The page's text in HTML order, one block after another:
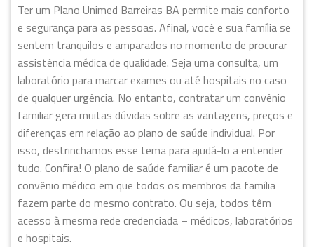
Ter um Plano Unimed Barreiras BA permite mais conforto
e segurança para as pessoas. Afinal, você e sua família se
sentem tranquilos e amparados no momento de procurar
assistência médica de qualidade. Seja uma consulta, um
laboratório para marcar exames ou até hospitais no caso
de qualquer urgência. No entanto, contratar um convênio
familiar gera muitas dúvidas sobre as vantagens, preços e
diferenças em relação ao plano de saúde individual. Por
isso, destrinchamos esse tema para ajudá-lo a entender
tudo. Confira! O plano de saúde familiar é um pacote de
convênio médico em que todos os membros da família
fazem parte do mesmo contrato. Ou seja, todos têm
acesso à mesma rede credenciada – médicos, laboratórios
e hospitais.